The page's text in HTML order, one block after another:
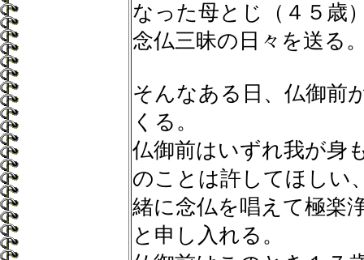
なった母とじ（４５歳
念仏三昧の日々を送る
そんなある日、仏御前
くる。
仏御前はいずれ我が身
のことは許してほしい
緒に念仏を唱えて極楽
と申し入れる。